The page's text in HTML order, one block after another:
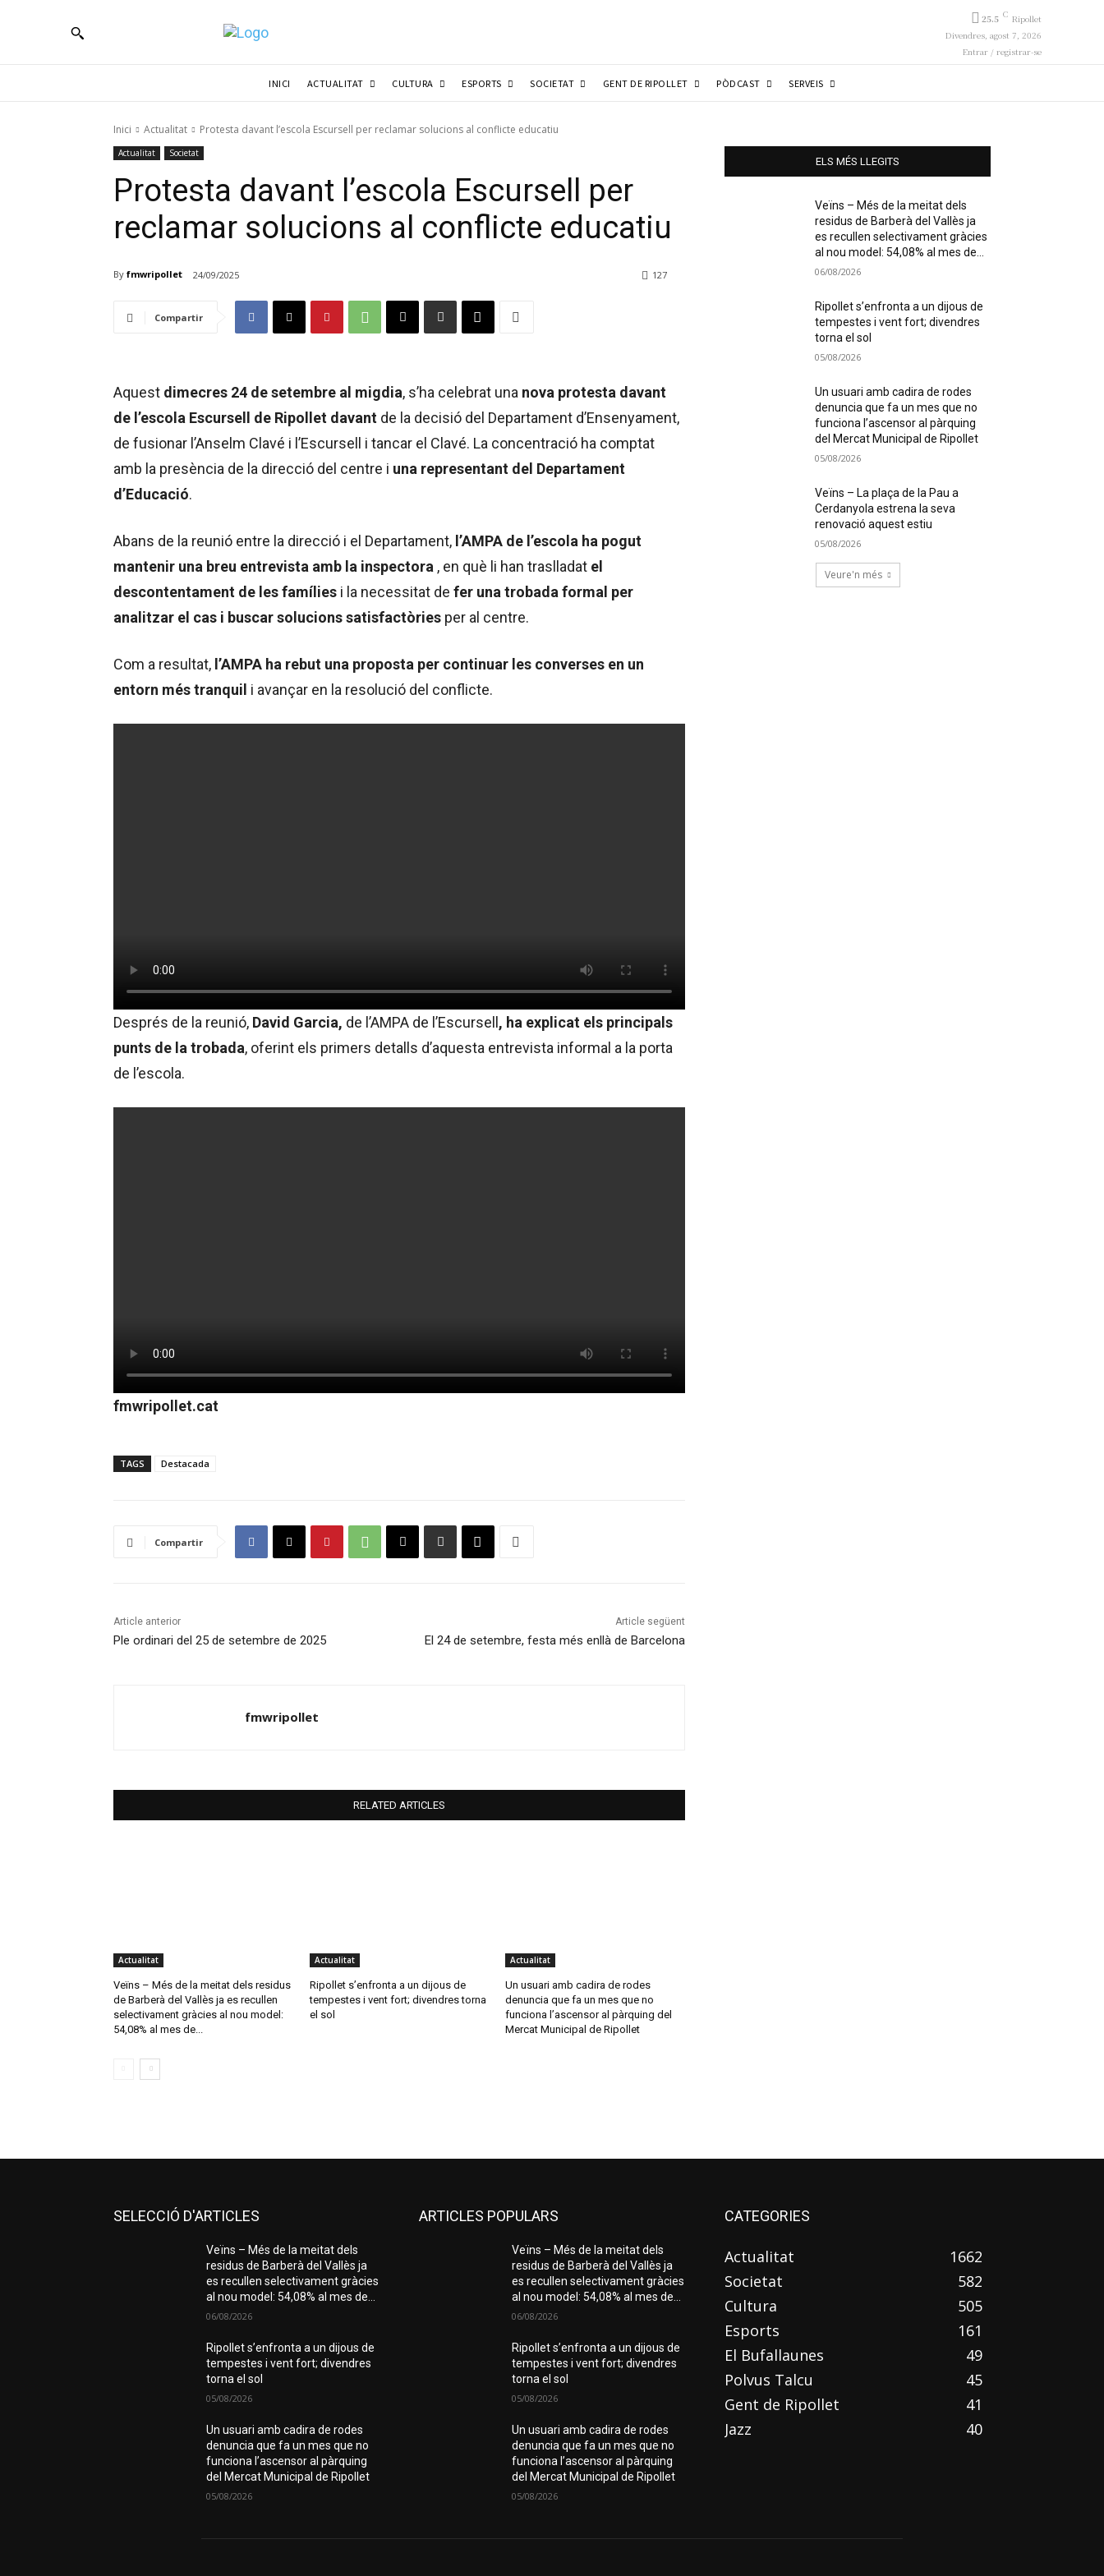
25.5 C Ripollet
Divendres, agost 7, 2026
Entrar / registrar-se
INICI ACTUALITAT CULTURA ESPORTS SOCIETAT GENT DE RIPOLLET PÒDCAST SERVEIS
Inici Actualitat Protesta davant l’escola Escursell per reclamar solucions al conflicte educatiu
Actualitat Societat
Protesta davant l’escola Escursell per
reclamar solucions al conflicte educatiu
By fmwripollet 24/09/2025 127
Compartir
Aquest dimecres 24 de setembre al migdia, s’ha celebrat una nova protesta davant
de l’escola Escursell de Ripollet davant de la decisió del Departament d’Ensenyament,
de fusionar l’Anselm Clavé i l’Escursell i tancar el Clavé. La concentració ha comptat
amb la presència de la direcció del centre i una representant del Departament
d’Educació.
Abans de la reunió entre la direcció i el Departament, l’AMPA de l’escola ha pogut
mantenir una breu entrevista amb la inspectora , en què li han traslladat el
descontentament de les famílies i la necessitat de fer una trobada formal per
analitzar el cas i buscar solucions satisfactòries per al centre.
Com a resultat, l’AMPA ha rebut una proposta per continuar les converses en un
entorn més tranquil i avançar en la resolució del conflicte.
Després de la reunió, David Garcia, de l’AMPA de l’Escursell , ha explicat els principals
punts de la trobada, oferint els primers detalls d’aquesta entrevista informal a la porta
de l’escola.
fmwripollet.cat
TAGS Destacada
Compartir
Article anterior
Ple ordinari del 25 de setembre de 2025
Article següent
El 24 de setembre, festa més enllà de Barcelona
fmwripollet
RELATED ARTICLES
Actualitat
Veïns – Més de la meitat dels residus
de Barberà del Vallès ja es recullen
selectivament gràcies al nou model:
54,08% al mes de...
Actualitat
Ripollet s’enfronta a un dijous de
tempestes i vent fort; divendres torna
el sol
Actualitat
Un usuari amb cadira de rodes
denuncia que fa un mes que no
funciona l’ascensor al pàrquing del
Mercat Municipal de Ripollet
ELS MÉS LLEGITS
Veïns – Més de la meitat dels
residus de Barberà del Vallès ja
es recullen selectivament gràcies
al nou model: 54,08% al mes de...
06/08/2026
Ripollet s’enfronta a un dijous de
tempestes i vent fort; divendres
torna el sol
05/08/2026
Un usuari amb cadira de rodes
denuncia que fa un mes que no
funciona l’ascensor al pàrquing
del Mercat Municipal de Ripollet
05/08/2026
Veïns – La plaça de la Pau a
Cerdanyola estrena la seva
renovació aquest estiu
05/08/2026
Veure'n més
SELECCIÓ D'ARTICLES
Veïns – Més de la meitat dels
residus de Barberà del Vallès ja
es recullen selectivament gràcies
al nou model: 54,08% al mes de...
06/08/2026
Ripollet s’enfronta a un dijous de
tempestes i vent fort; divendres
torna el sol
05/08/2026
Un usuari amb cadira de rodes
denuncia que fa un mes que no
funciona l’ascensor al pàrquing
del Mercat Municipal de Ripollet
05/08/2026
ARTICLES POPULARS
Veïns – Més de la meitat dels
residus de Barberà del Vallès ja
es recullen selectivament gràcies
al nou model: 54,08% al mes de...
06/08/2026
Ripollet s’enfronta a un dijous de
tempestes i vent fort; divendres
torna el sol
05/08/2026
Un usuari amb cadira de rodes
denuncia que fa un mes que no
funciona l’ascensor al pàrquing
del Mercat Municipal de Ripollet
05/08/2026
CATEGORIES
Actualitat
1662
Societat
582
Cultura
505
Esports
161
El Bufallaunes
49
Polvus Talcu
45
Gent de Ripollet
41
Jazz
40